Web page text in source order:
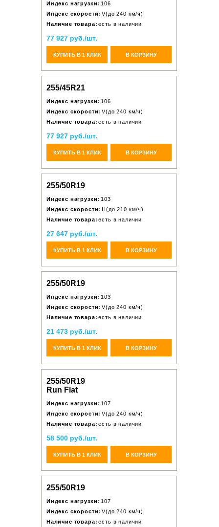
Индекс нагрузки: 106
Индекс скорости: V(до 240 км/ч)
Наличие товара: есть в наличии
77 927 руб./шт.
КУПИТЬ В 1 КЛИК В КОРЗИНУ
255/45R21
Индекс нагрузки: 106
Индекс скорости: V(до 240 км/ч)
Наличие товара: есть в наличии
77 927 руб./шт.
КУПИТЬ В 1 КЛИК В КОРЗИНУ
255/50R19
Индекс нагрузки: 103
Индекс скорости: H(до 210 км/ч)
Наличие товара: есть в наличии
27 647 руб./шт.
КУПИТЬ В 1 КЛИК В КОРЗИНУ
255/50R19
Индекс нагрузки: 103
Индекс скорости: V(до 240 км/ч)
Наличие товара: есть в наличии
21 473 руб./шт.
КУПИТЬ В 1 КЛИК В КОРЗИНУ
255/50R19
Run Flat
Индекс нагрузки: 107
Индекс скорости: V(до 240 км/ч)
Наличие товара: есть в наличии
58 500 руб./шт.
КУПИТЬ В 1 КЛИК В КОРЗИНУ
255/50R19
Индекс нагрузки: 107
Индекс скорости: V(до 240 км/ч)
Наличие товара: есть в наличии